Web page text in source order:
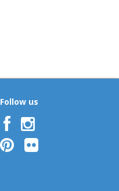
Follow us